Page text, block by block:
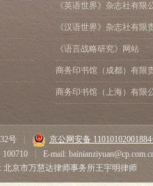
《英语世界》杂志社有限
《汉语世界》杂志社有限
《语言战略研究》网站
商务印书馆（成都）有限
商务印书馆（上海）有限
号
京公网安备
E-mail:
北京市万慧达律师事务所王宇明律师